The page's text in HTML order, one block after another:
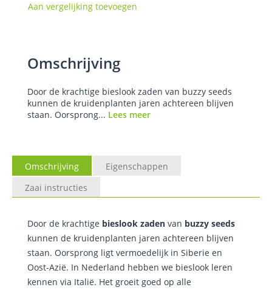
Aan vergelijking toevoegen
Omschrijving
Door de krachtige bieslook zaden van buzzy seeds
kunnen de kruidenplanten jaren achtereen blijven
staan. Oorsprong... Lees meer
Omschrijving
Eigenschappen
Zaai instructies
Door de krachtige bieslook zaden van buzzy seeds
kunnen de kruidenplanten jaren achtereen blijven
staan. Oorsprong ligt vermoedelijk in Siberie en
Oost-Azië. In Nederland hebben we bieslook leren
kennen via Italië. Het groeit goed op alle